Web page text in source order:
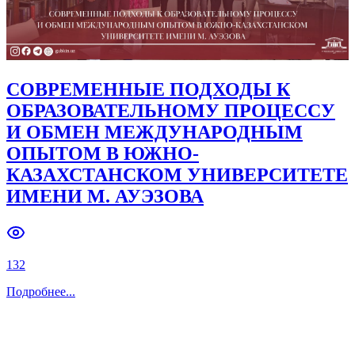
СОВРЕМЕННЫЕ ПОДХОДЫ К
ОБРАЗОВАТЕЛЬНОМУ ПРОЦЕССУ
И ОБМЕН МЕЖДУНАРОДНЫМ
ОПЫТОМ В ЮЖНО-
КАЗАХСТАНСКОМ УНИВЕРСИТЕТЕ
ИМЕНИ М. АУЭЗОВА
132
Подробнее...